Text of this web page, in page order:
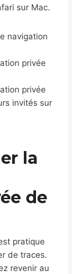
sur Mac.
navigation
privée
privée
invités sur
la
de
pratique
de traces.
revenir au